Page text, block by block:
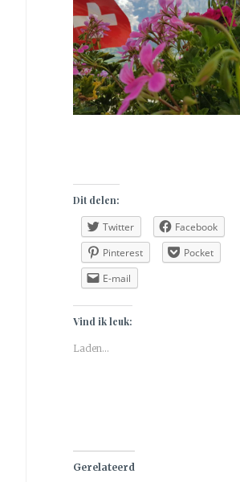
Dit delen:
Twitter
Facebook
Pinterest
Pocket
E-mail
Vind ik leuk:
Laden...
Gerelateerd